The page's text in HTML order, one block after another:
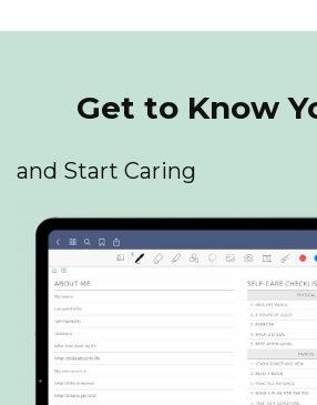
Get to Know
and Start Caring